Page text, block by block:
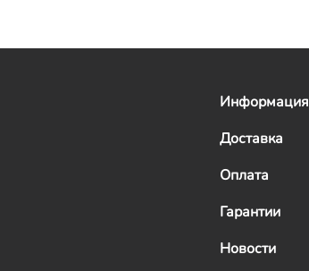
Информация
Доставка
Оплата
Гарантии
Новости